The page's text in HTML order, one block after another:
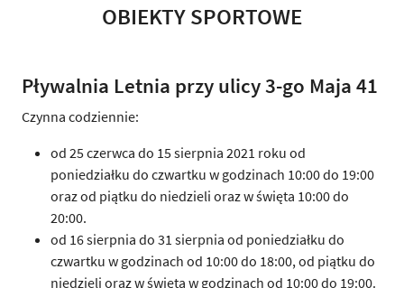
OBIEKTY SPORTOWE
Pływalnia Letnia przy ulicy 3-go Maja 41
Czynna codziennie:
od 25 czerwca do 15 sierpnia 2021 roku od
poniedziałku do czwartku w godzinach 10:00 do 19:00
oraz od piątku do niedzieli oraz w święta 10:00 do
20:00.
od 16 sierpnia do 31 sierpnia od poniedziałku do
czwartku w godzinach od 10:00 do 18:00, od piątku do
niedzieli oraz w święta w godzinach od 10:00 do 19:00.